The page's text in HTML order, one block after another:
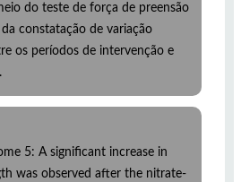
do teste de força de preensão
constatação de variação
os períodos de intervenção e
5: A significant increase in
was observed after the nitrate-